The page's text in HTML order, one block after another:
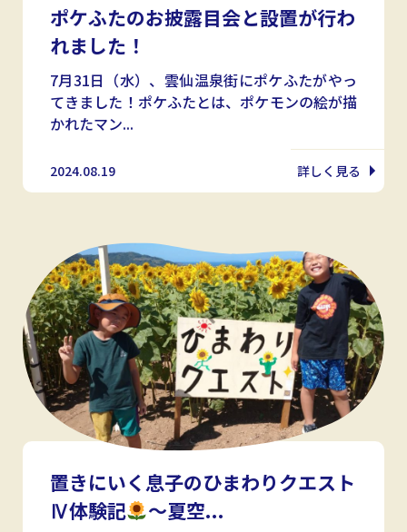
ポケふたのお披露目会と設置が行わ
れました！
7月31日（水）、雲仙温泉街にポケふたがやっ
てきました！ポケふたとは、ポケモンの絵が描
かれたマン...
2024.08.19 詳しく見る
置きにいく息子のひまわりクエスト
Ⅳ体験記
～夏空...